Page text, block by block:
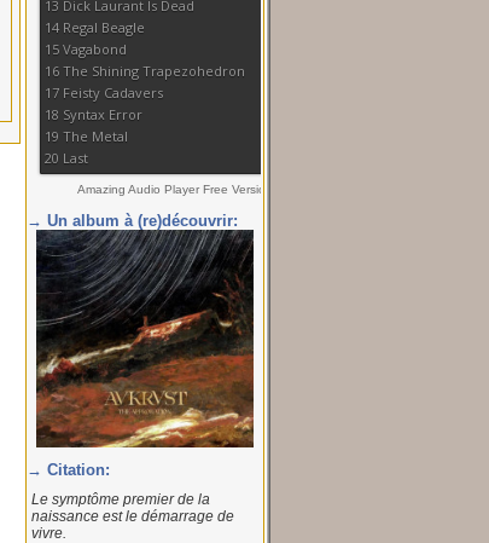
→ Un album à (re)découvrir:
→ Citation:
Le symptôme premier de la
naissance est le démarrage de
vivre.